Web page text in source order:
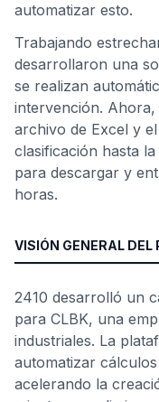
automatizar esto.
Trabajando
desarrollaron una
se realizan
intervención.
archivo de Excel y
clasificación hasta
para descargar y
horas.
VISIÓN GENERAL DEL
2410 desarrolló un
para CLBK, una
industriales. La
automatizar
acelerando la